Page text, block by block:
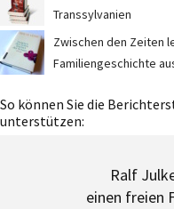
Transsylvanien
Zwischen den Zeiten
Familiengeschichte
So können Sie die
unterstützen:
Ralf
einen freien